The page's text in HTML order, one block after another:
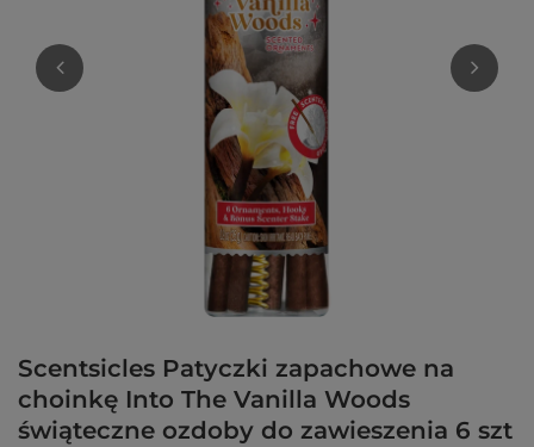
Scentsicles Patyczki zapachowe na
choinkę Into The Vanilla Woods
świąteczne ozdoby do zawieszenia 6 szt